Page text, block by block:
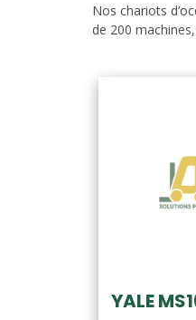
Nos chariots
de 200
YALE